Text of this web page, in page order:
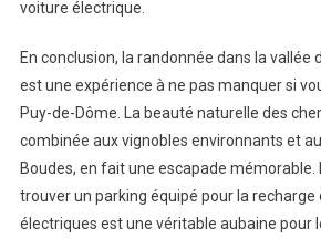
voiture électrique.
En conclusion, la randonnée dans la vallée
est une expérience à ne pas manquer si
Puy-de-Dôme. La beauté naturelle des
combinée aux vignobles environnants et
Boudes, en fait une escapade mémorable.
trouver un parking équipé pour la recharge
électriques est une véritable aubaine pour